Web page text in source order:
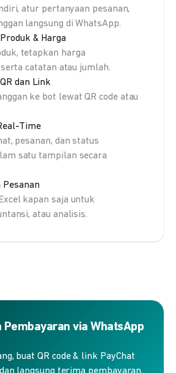
atur pertanyaan pesanan,
langsung di WhatsApp.
& Harga
tetapkan harga
catatan atau jumlah.
dan Link
ke bot lewat QR code atau
Time
pesanan, dan status
satu tampilan secara
Pesanan
kapan saja untuk
atau analisis.
Pembayaran via WhatsApp
buat QR code & link PayChat